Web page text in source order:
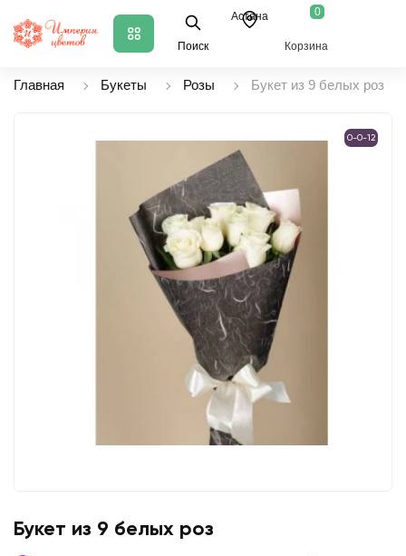
Поиск
Астана 0
Корзина
Главная Букеты Розы Букет из 9 белых роз
0-0-12
Букет из 9 белых роз